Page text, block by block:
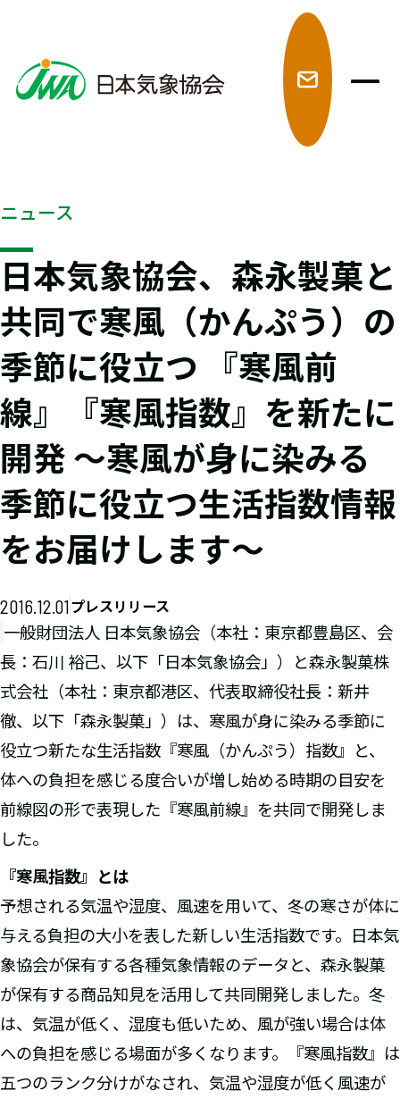
ニュース
日本気象協会、森永製菓と
共同で寒風（かんぷう）の
季節に役立つ 『寒風前
線』『寒風指数』を新たに
開発 ～寒風が身に染みる
季節に役立つ生活指数情報
をお届けします～
2016.12.01プレスリリース
一般財団法人 日本気象協会（本社：東京都豊島区、会
長：石川 裕己、以下「日本気象協会」）と森永製菓株
式会社（本社：東京都港区、代表取締役社長：新井
徹、以下「森永製菓」）は、寒風が身に染みる季節に
役立つ新たな生活指数『寒風（かんぷう）指数』と、
体への負担を感じる度合いが増し始める時期の目安を
前線図の形で表現した『寒風前線』を共同で開発しま
した。
『寒風指数』とは
予想される気温や湿度、風速を用いて、冬の寒さが体に
与える負担の大小を表した新しい生活指数です。日本気
象協会が保有する各種気象情報のデータと、森永製菓
が保有する商品知見を活用して共同開発しました。冬
は、気温が低く、湿度も低いため、風が強い場合は体
への負担を感じる場面が多くなります。『寒風指数』は
五つのランク分けがなされ、気温や湿度が低く風速が